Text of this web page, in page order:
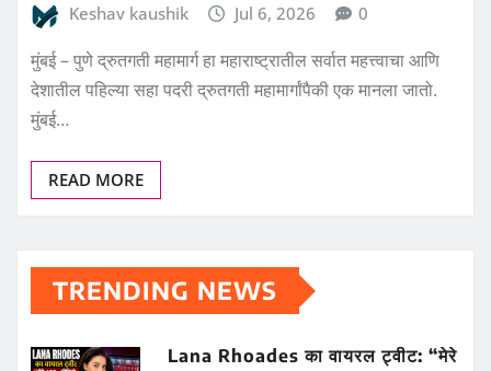
Keshav kaushik Jul 6, 2026 0
मुंबई – पुणे द्रुतगती महामार्ग हा महाराष्ट्रातील सर्वात महत्त्वाचा आणि
देशातील पहिल्या सहा पदरी द्रुतगती महामार्गांपैकी एक मानला जातो.
मुंबई…
READ MORE
TRENDING NEWS
Lana Rhoades का वायरल ट्वीट: “मेरे